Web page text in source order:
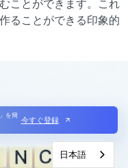
ことができます。これ
ることができる印象的
を簡 今すぐ登録
日本語